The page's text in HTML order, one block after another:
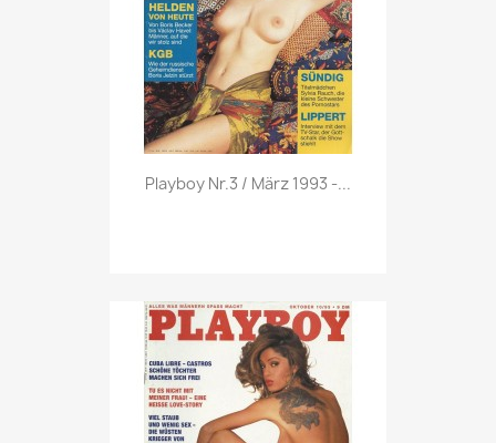
Vorschau
Playboy Nr.3 / März 1993 -...